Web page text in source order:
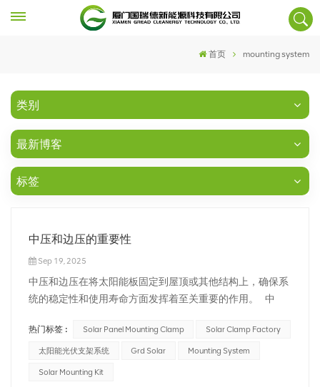
首页 mounting system
类别
最新博客
标签
中压和边压的重要性
Sep 19, 2025
中压和边压在将太阳能板固定到屋顶或其他结构上，确保系
统的稳定性和使用寿命方面发挥着至关重要的作用。 中
雄。这些部件负责沿太阳能板的宽度方向（通常位于中间部
分）进行固定。中压有各种形状和尺寸，以适应不同的太阳
能板尺寸和屋顶类型。它们旨在将...
热门标签 : Solar Panel Mounting Clamp Solar Clamp Factory
太阳能光伏支架系统 Grd Solar Mounting System
Solar Mounting Kit